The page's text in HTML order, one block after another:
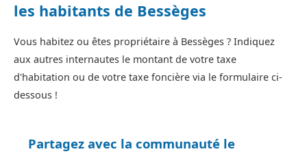
les habitants de Bessèges
Vous habitez ou êtes propriétaire à Bessèges ? Indiquez
aux autres internautes le montant de votre taxe
d'habitation ou de votre taxe foncière via le formulaire ci-
dessous !
Partagez avec la communauté le